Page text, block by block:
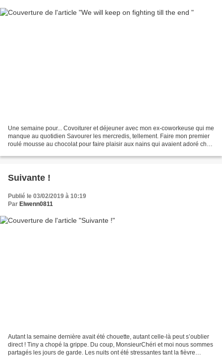
Une semaine pour... Covoiturer et déjeuner avec mon ex-coworkeuse qui me
manque au quotidien Savourer les mercredis, tellement. Faire mon premier
roulé mousse au chocolat pour faire plaisir aux nains qui avaient adoré chez
Suivante !
Publié le 03/02/2019 à 10:19
Par Elwenn0811
Autant la semaine dernière avait été chouette, autant celle-là peut s’oublier
direct ! Tiny a chopé la grippe. Du coup, MonsieurChéri et moi nous sommes
partagés les jours de garde. Les nuits ont été stressantes tant la fièvre